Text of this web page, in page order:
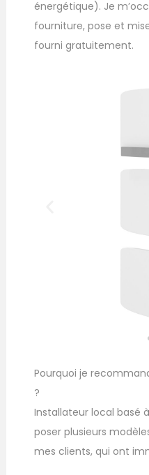
énergétique). Je
fourniture, pose et
fourni gratuitement.
Pourquoi je
?
Installateur local basé
poser plusieurs
mes clients, qui ont